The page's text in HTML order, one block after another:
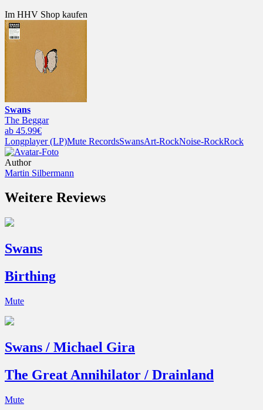
Im HHV Shop kaufen
Swans
The Beggar
ab 45.99€
Longplayer (LP)Mute RecordsSwansArt-RockNoise-RockRock
Author
Martin Silbermann
Weitere Reviews
Swans
Birthing
Mute
Swans / Michael Gira
The Great Annihilator / Drainland
Mute